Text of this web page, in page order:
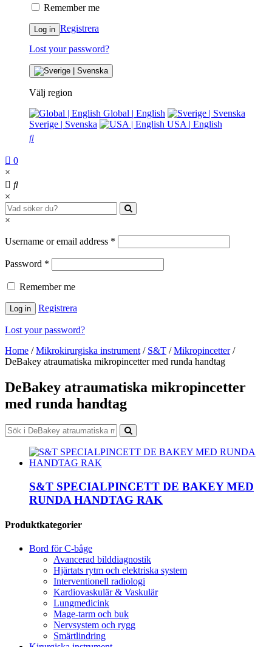
Remember me
Log in Registrera
Lost your password?
Välj region
Global | English
Sverige | Svenska USA | English
0
×
×
×
Username or email address *
Password *
Remember me
Log in Registrera
Lost your password?
Home / Mikrokirurgiska instrument / S&T / Mikropincetter /
DeBakey atraumatiska mikropincetter med runda handtag
DeBakey atraumatiska mikropincetter
med runda handtag
S&T SPECIALPINCETT DE BAKEY MED
RUNDA HANDTAG RAK
Produktkategorier
Bord för C-båge
Avancerad bilddiagnostik
Hjärtats rytm och elektriska system
Interventionell radiologi
Kardiovaskulär & Vaskulär
Lungmedicink
Mage-tarm och buk
Nervsystem och rygg
Smärtlindring